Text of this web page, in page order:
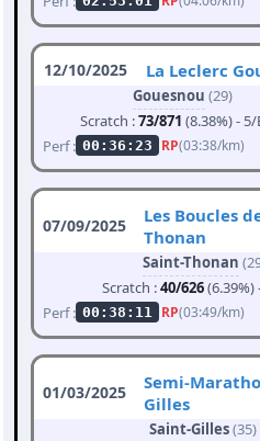
12/10/2025 La Leclerc
Gouesnou (29)
Scratch :73/871 (8.38%) - 5/
Perf : 00:36:23 RP(03:38/km)
07/09/2025
Les Boucles
Thonan
Saint-Thonan
Scratch :40/626(6.39%)
Perf : 00:38:11 RP(03:49/km)
01/03/2025
Semi-
Gilles
Saint-Gilles(35)